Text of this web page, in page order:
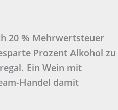
20 % Mehrwertsteuer
Prozent Alkohol zu
Ein Wein mit
Handel damit